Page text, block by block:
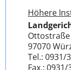
Höhere
97070
Tel.: 0931/
Fax.: